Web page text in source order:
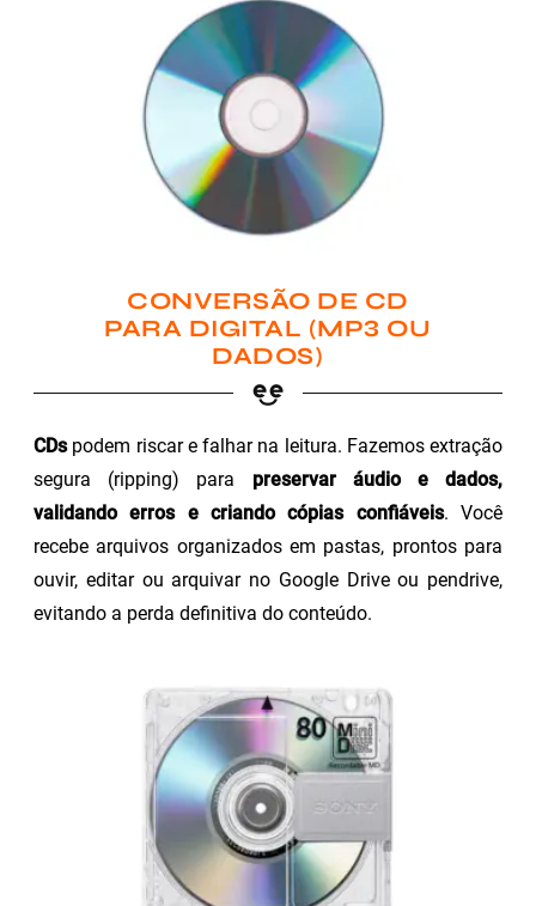
CONVERSÃO DE CD
PARA DIGITAL (MP3 OU
DADOS)
CDspodem riscar e falhar na leitura. Fazemos extração
segura (ripping) para preservar áudio e dados,
validando erros e criando cópias confiáveis. Você
recebe arquivos organizados em pastas, prontos para
ouvir, editar ou arquivar no Google Drive ou pendrive,
evitando a perda definitiva do conteúdo.